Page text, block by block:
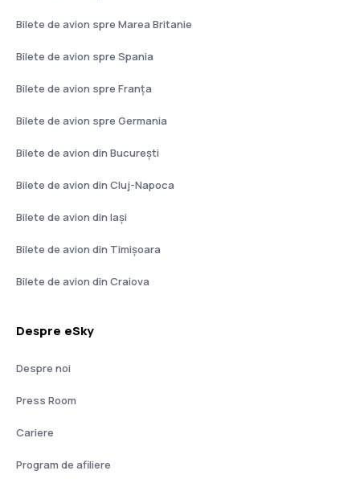
Bilete de avion spre Marea Britanie
Bilete de avion spre Spania
Bilete de avion spre Franţa
Bilete de avion spre Germania
Bilete de avion din București
Bilete de avion din Cluj-Napoca
Bilete de avion din Iași
Bilete de avion din Timișoara
Bilete de avion din Craiova
Despre eSky
Despre noi
Press Room
Cariere
Program de afiliere